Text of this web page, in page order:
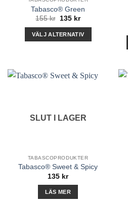
Tabasco® Green
155kr
Det
priset
var:
135 krDet
priset
är:
VÄLJ ALTERNATIV
har
olika
produktsidan
SLUT I LAGER
TABASCOPRODUKTER
Tabasco® Sweet & Spicy
135 kr
LÄS MER